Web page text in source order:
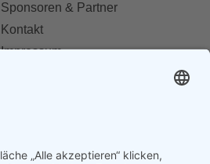
Sponsoren & Partner
Kontakt
Impressum